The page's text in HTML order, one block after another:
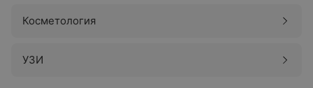
Косметология
УЗИ